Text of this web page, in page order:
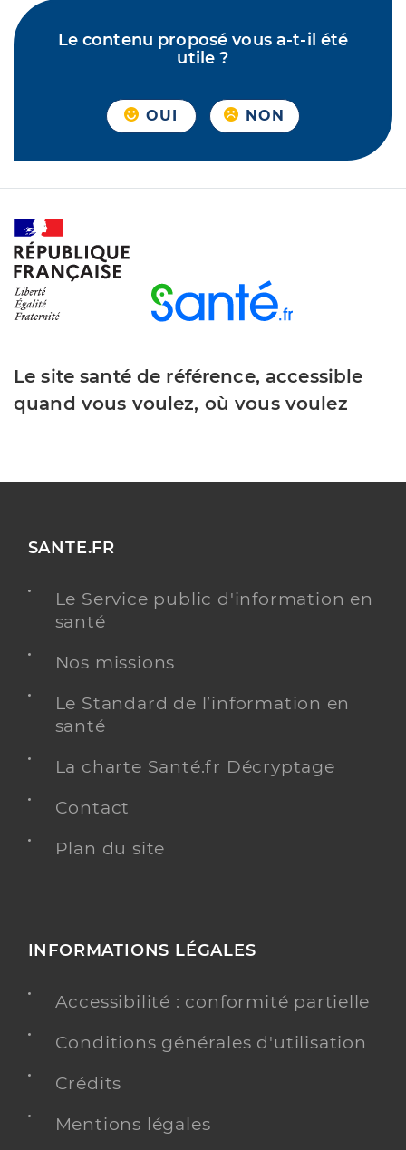
Le contenu proposé vous a-t-il été
utile ?
OUI NON
Le site santé de référence, accessible
quand vous voulez, où vous voulez
SANTE.FR
Le Service public d'information en
santé
Nos missions
Le Standard de l’information en
santé
La charte Santé.fr Décryptage
Contact
Plan du site
INFORMATIONS LÉGALES
Accessibilité : conformité partielle
Conditions générales d'utilisation
Crédits
Mentions légales